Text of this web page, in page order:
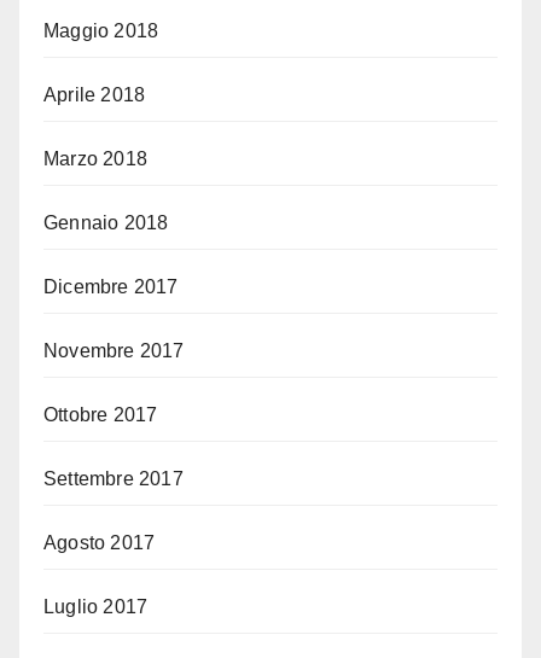
Maggio 2018
Aprile 2018
Marzo 2018
Gennaio 2018
Dicembre 2017
Novembre 2017
Ottobre 2017
Settembre 2017
Agosto 2017
Luglio 2017